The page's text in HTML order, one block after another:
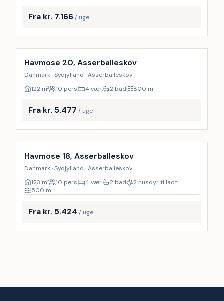
Fra kr. 7.166/ uge
Inkl. rengøring
Havmose 20, Asserballeskov
Danmark · Sydjylland · Asserballeskov
122 m² 10 pers. 4 vær. 2 bad 800 m
Fra kr. 5.477 / uge
Inkl. rengøring
Havmose 18, Asserballeskov
Danmark · Sydjylland · Asserballeskov
123 m² 10 pers. 4 vær. 2 bad
2 husdyr tilladt
500 m
Fra kr. 5.424 / uge